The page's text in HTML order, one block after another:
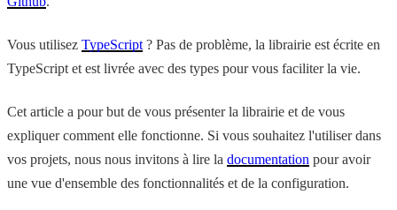
Vous utilisez TypeScript ? Pas de problème, la librairie est écrite en
TypeScript et est livrée avec des types pour vous faciliter la vie.
Cet article a pour but de vous présenter la librairie et de vous
expliquer comment elle fonctionne. Si vous souhaitez l'utiliser dans
vos projets, nous nous invitons à lire la documentation pour avoir
une vue d'ensemble des fonctionnalités et de la configuration.